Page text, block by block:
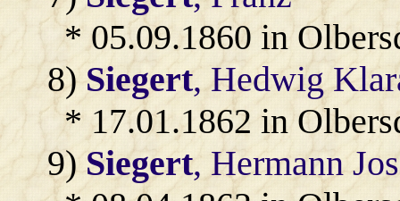
* 05.09.1860 in
8)Siegert, Hedwig
* 17.01.1862 in
9)Siegert, Hermann